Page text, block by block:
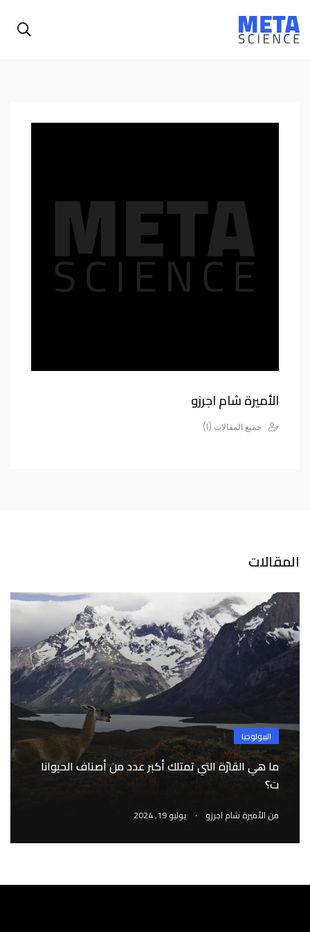
الأميرة شام اجرزو
جميع المقالات (1)
المقالات
البيولوجيا
ما هي القارّة التي تمتلك أكبر عدد من أصناف الحيوانا
ت؟
من الأميرة شام اجرزو . يوليو 19, 2024